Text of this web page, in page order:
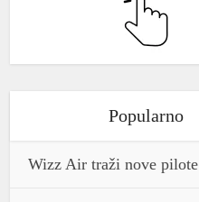
Popularno
Wizz Air traži nove pilote